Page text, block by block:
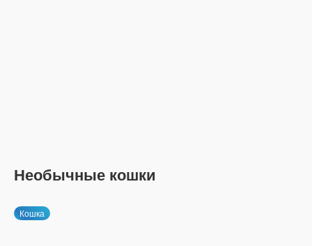
Необычные кошки
Кошка